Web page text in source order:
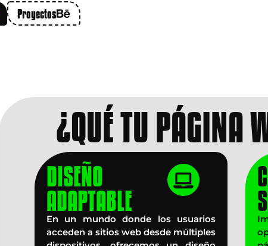
Proyectos
¿QUÉ TU PÁGINA
DISEÑO
ADAPTABLE
En un mundo donde los usuarios
acceden a sitios web desde múltiples